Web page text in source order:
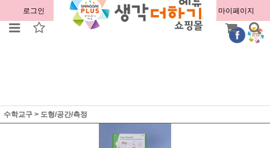
로그인 회원가입 주문조회 마이페이지
수학교구 > 도형/공간/측정